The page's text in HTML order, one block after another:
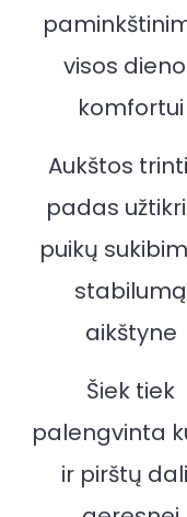
visos
komfortui
Aukštos
padas
puikų
stabilumą
aikštyne
Šiek tiek
palengvinta
ir pirštų